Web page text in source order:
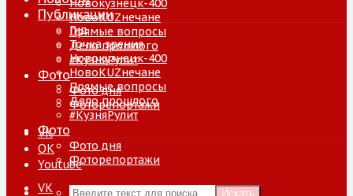
Новокузнецк-400
НовоKUZнечане
Прямые вопросы
Дело прошлого
#КузняРулит
Фото
Фото дня
Фоторепортажи
VK
ОК
Youtube
Искать
Публикации
Гид
Точка зрения
Новокузнецк-400
НовоKUZнечане
Прямые вопросы
Дело прошлого
#КузняРулит
Фото
Фото дня
Фоторепортажи
VK